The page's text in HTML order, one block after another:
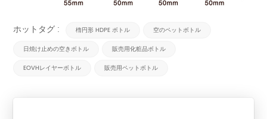
ホットタグ : 楕円形 HDPE ボトル
空のペットボトル
日焼け止めの空きボトル
販売用化粧品ボトル
EOVHレイヤーボトル
販売用ペットボトル